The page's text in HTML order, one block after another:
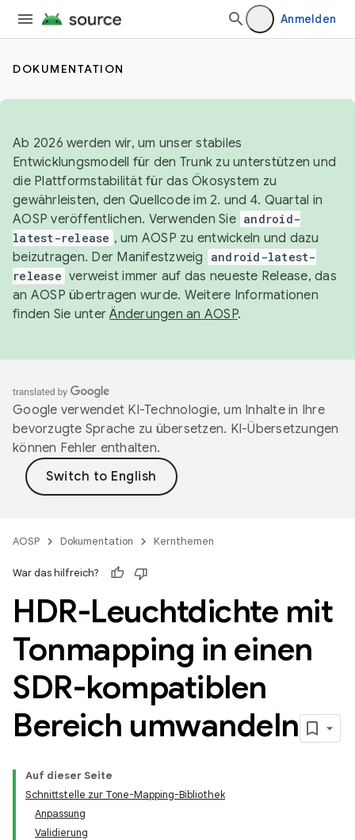
Anmelden
DOKUMENTATION
Ab 2026 werden wir, um unser stabiles
Entwicklungsmodell für den Trunk zu unterstützen und
die Plattformstabilität für das Ökosystem zu
gewährleisten, den Quellcode im 2. und 4. Quartal in
AOSP veröffentlichen. Verwenden Sie android-
latest-release , um AOSP zu entwickeln und dazu
beizutragen. Der Manifestzweig
android-latest-
release verweist immer auf das neueste Release, das
an AOSP übertragen wurde. Weitere Informationen
finden Sie unterÄnderungen an AOSP.
Google verwendet KI-Technologie, um Inhalte in Ihre
bevorzugte Sprache zu übersetzen. KI-Übersetzungen
können Fehler enthalten.
AOSP Dokumentation Kernthemen
War das hilfreich?
HDR-Leuchtdichte mit
Tonmapping in einen
SDR-kompatiblen
Bereich umwandeln
Auf dieser Seite
Schnittstelle zur Tone-Mapping-Bibliothek
Anpassung
Validierung